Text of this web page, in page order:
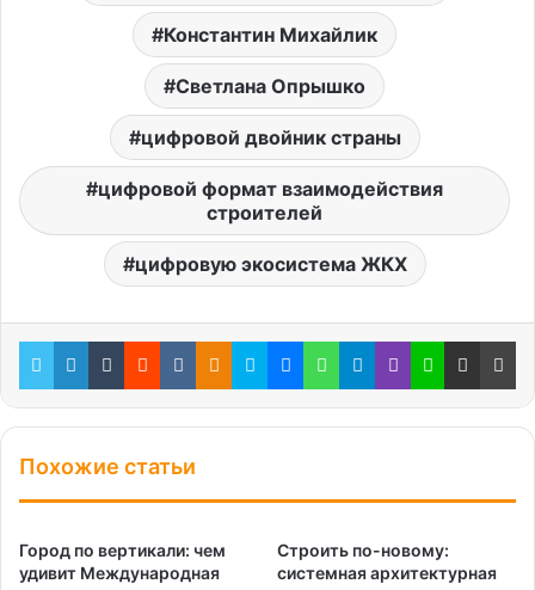
Константин Михайлик
Светлана Опрышко
цифровой двойник страны
цифровой формат взаимодействия
строителей
цифровую экосистема ЖКХ
TwitterLinkedInTumblrRedditВконтакте
Одноклассники
SkypeMessenger
WhatsApp
Telegram
ViberLine Поделиться через электронную почту
Похожие статьи
Город по вертикали: чем
удивит Международная
Строить по-новому:
системная архитектурная